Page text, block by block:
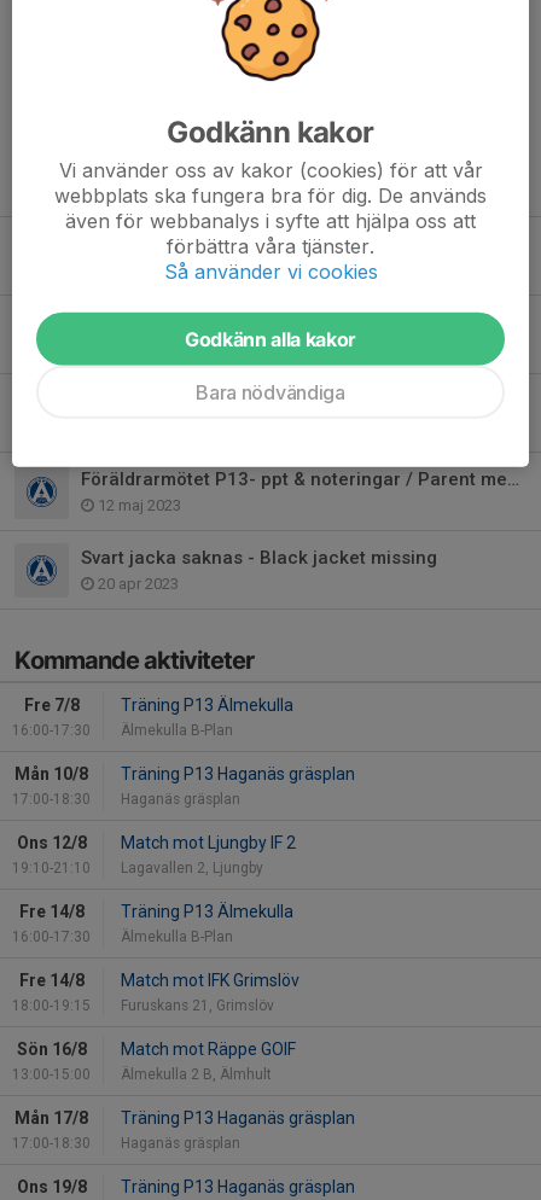
Vi tränare i P-13 ÄIF vill påminna om vikten av att anmäla ert
barn till träningarna, oavsett om ert barn kan delta eller inte.
Detta är av stor betydelse för oss...
Fler nyheter
!Träning - Bökhult!
26 jun 2024
Föräldrarmötet P13- ppt & noteringar / Parent meeting P13- ppt & notes
12 maj 2023
Svart jacka saknas - Black jacket missing
20 apr 2023
Kommande aktiviteter
Fre 7/8
16:00-17:30
Träning P13 Älmekulla
Älmekulla B-Plan
Mån 10/8
17:00-18:30
Träning P13 Haganäs gräsplan
Haganäs gräsplan
Ons 12/8
19:10-21:10
Match mot Ljungby IF 2
Lagavallen 2, Ljungby
Fre 14/8
16:00-17:30
Träning P13 Älmekulla
Älmekulla B-Plan
Fre 14/8
18:00-19:15
Match mot IFK Grimslöv
Furuskans 21, Grimslöv
Sön 16/8
13:00-15:00
Match mot Räppe GOIF
Älmekulla 2 B, Älmhult
Mån 17/8
17:00-18:30
Träning P13 Haganäs gräsplan
Haganäs gräsplan
Ons 19/8 Träning P13 Haganäs gräsplan
Godkänn kakor
Vi använder oss av kakor (cookies) för att vår
webbplats ska fungera bra för dig. De används
även för webbanalys i syfte att hjälpa oss att
förbättra våra tjänster.
Så använder vi cookies
Godkänn alla kakor
Bara nödvändiga